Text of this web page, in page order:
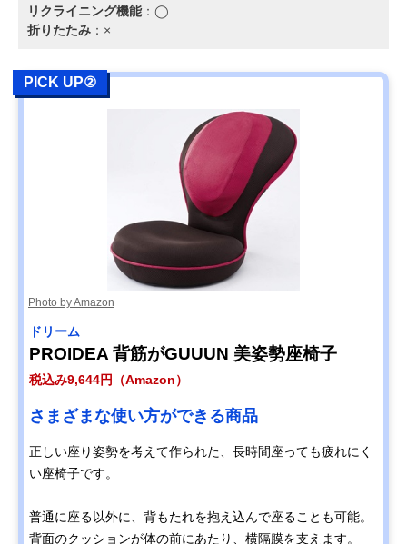
リクライニング機能：◯
折りたたみ ：×
PICK UP②
Photo by Amazon
‎ドリーム
PROIDEA 背筋がGUUUN 美姿勢座椅子
税込み9,644円（Amazon）
さまざまな使い方ができる商品
正しい座り姿勢を考えて作られた、長時間座っても疲れにく
い座椅子です。
普通に座る以外に、背もたれを抱え込んで座ることも可能。
背面のクッションが体の前にあたり、横隔膜を支えます。